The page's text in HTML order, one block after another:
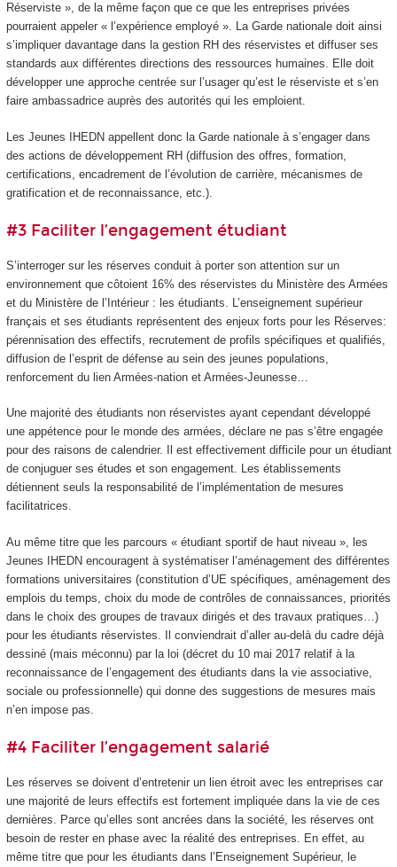
Réserviste », de la même façon que ce que les entreprises privées
pourraient appeler « l’expérience employé ». La Garde nationale doit ainsi
s’impliquer davantage dans la gestion RH des réservistes et diffuser ses
standards aux différentes directions des ressources humaines. Elle doit
développer une approche centrée sur l’usager qu’est le réserviste et s’en
faire ambassadrice auprès des autorités qui les emploient.
Les Jeunes IHEDN appellent donc la Garde nationale à s’engager dans
des actions de développement RH (diffusion des offres, formation,
certifications, encadrement de l’évolution de carrière, mécanismes de
gratification et de reconnaissance, etc.).
#3 Faciliter l’engagement étudiant
S’interroger sur les réserves conduit à porter son attention sur un
environnement que côtoient 16% des réservistes du Ministère des Armées
et du Ministère de l’Intérieur : les étudiants. L’enseignement supérieur
français et ses étudiants représentent des enjeux forts pour les Réserves:
pérennisation des effectifs, recrutement de profils spécifiques et qualifiés,
diffusion de l’esprit de défense au sein des jeunes populations,
renforcement du lien Armées-nation et Armées-Jeunesse…
Une majorité des étudiants non réservistes ayant cependant développé
une appétence pour le monde des armées, déclare ne pas s’être engagée
pour des raisons de calendrier. Il est effectivement difficile pour un étudiant
de conjuguer ses études et son engagement. Les établissements
détiennent seuls la responsabilité de l’implémentation de mesures
facilitatrices.
Au même titre que les parcours « étudiant sportif de haut niveau », les
Jeunes IHEDN encouragent à systématiser l’aménagement des différentes
formations universitaires (constitution d’UE spécifiques, aménagement des
emplois du temps, choix du mode de contrôles de connaissances, priorités
dans le choix des groupes de travaux dirigés et des travaux pratiques…)
pour les étudiants réservistes. Il conviendrait d’aller au-delà du cadre déjà
dessiné (mais méconnu) par la loi (décret du 10 mai 2017 relatif à la
reconnaissance de l’engagement des étudiants dans la vie associative,
sociale ou professionnelle) qui donne des suggestions de mesures mais
n’en impose pas.
#4 Faciliter l’engagement salarié
Les réserves se doivent d’entretenir un lien étroit avec les entreprises car
une majorité de leurs effectifs est fortement impliquée dans la vie de ces
dernières. Parce qu’elles sont ancrées dans la société, les réserves ont
besoin de rester en phase avec la réalité des entreprises. En effet, au
même titre que pour les étudiants dans l’Enseignement Supérieur, le